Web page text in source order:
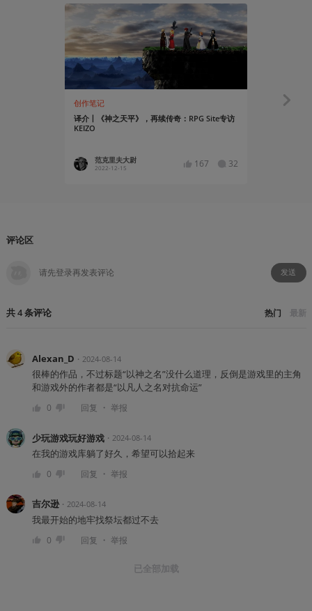
创作笔记
译介丨《神之天平》，再续传奇：RPG Site专访
KEIZO
范克里夫大尉
2022-12-15 167 32
知识挖掘机
评论区
发送
共4条评论 热门 最新
Alexan_D ・ 2024-08-14
很棒的作品，不过标题“以神之名”没什么道理，反倒是游戏里的主角
和游戏外的作者都是“以凡人之名对抗命运”
0 回复 ・ 举报
少玩游戏玩好游戏・ 2024-08-14
在我的游戏库躺了好久，希望可以拾起来
0 回复 ・ 举报
吉尔逊・ 2024-08-14
我最开始的地牢找祭坛都过不去
0 回复 ・ 举报
已全部加载